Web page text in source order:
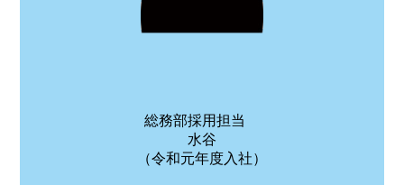
総務部採用担当
水谷
（令和元年度入社）